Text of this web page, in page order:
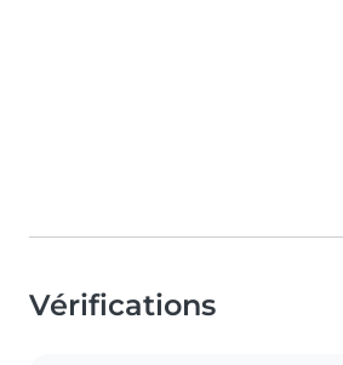
Vérifications